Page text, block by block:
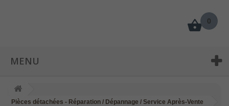
MENU
0
Pièces détachées - Réparation / Dépannage / Service Après-Vente